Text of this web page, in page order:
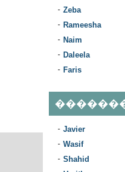
- Zeba
- Rameesha
- Naim
- Daleela
- Faris
- Javier
- Wasif
- Shahid